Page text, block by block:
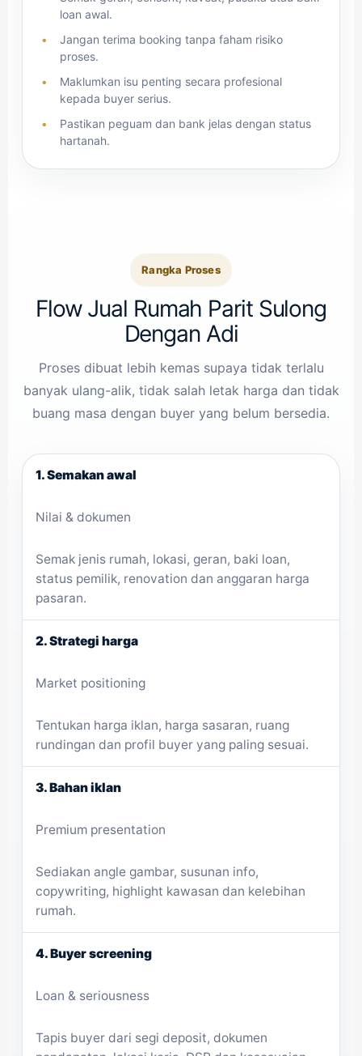
loan awal.
Jangan terima booking tanpa faham risiko
proses.
Maklumkan isu penting secara profesional
kepada buyer serius.
Pastikan peguam dan bank jelas dengan status
hartanah.
Rangka Proses
Flow Jual Rumah Parit Sulong
Dengan Adi
Proses dibuat lebih kemas supaya tidak terlalu
banyak ulang-alik, tidak salah letak harga dan tidak
buang masa dengan buyer yang belum bersedia.
1. Semakan awal
Nilai & dokumen
Semak jenis rumah, lokasi, geran, baki loan,
status pemilik, renovation dan anggaran harga
pasaran.
2. Strategi harga
Market positioning
Tentukan harga iklan, harga sasaran, ruang
rundingan dan profil buyer yang paling sesuai.
3. Bahan iklan
Premium presentation
Sediakan angle gambar, susunan info,
copywriting, highlight kawasan dan kelebihan
rumah.
4. Buyer screening
Loan & seriousness
Tapis buyer dari segi deposit, dokumen